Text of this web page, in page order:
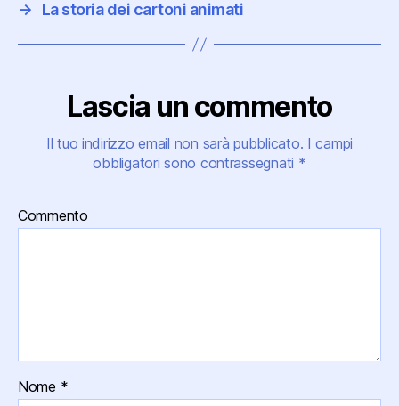
→
La storia dei cartoni animati
Lascia un commento
Il tuo indirizzo email non sarà pubblicato. I campi
obbligatori sono contrassegnati *
Commento
Nome *